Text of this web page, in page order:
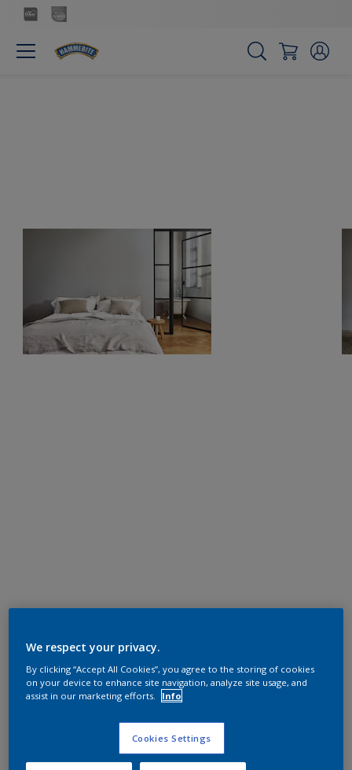
We respect your privacy.
By clicking “Accept All Cookies”, you agree to the storing of cookies
on your device to enhance site navigation, analyze site usage, and
assist in our marketing efforts.
Info
Cookies Settings